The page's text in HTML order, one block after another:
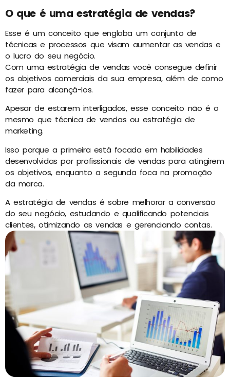
O que é uma estratégia de vendas?
Esse é um conceito que engloba um conjunto de
técnicas e processos que visam aumentar as vendas e
o lucro do seu negócio.
Com uma estratégia de vendas você consegue definir
os objetivos comerciais da sua empresa, além de como
fazer para alcançá-los.
Apesar de estarem interligados, esse conceito não é o
mesmo que técnica de vendas ou estratégia de
marketing.
Isso porque a primeira está focada em habilidades
desenvolvidas por profissionais de vendas para atingirem
os objetivos, enquanto a segunda foca na promoção
da marca.
A estratégia de vendas é sobre melhorar a conversão
do seu negócio, estudando e qualificando potenciais
clientes, otimizando as vendas e gerenciando contas.